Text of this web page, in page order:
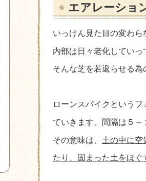
エアレーショ
いっけん見た目の変わ
内部は日々老化していっ
そんな芝を若返らせる為
ローンスパイクという
ていきます。間隔は５～
その意味は、 土の中に空
たり、固まった土をほぐ